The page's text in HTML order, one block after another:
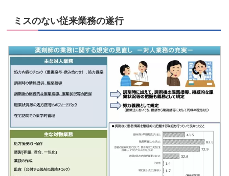
ミスのない従来業務の遂行